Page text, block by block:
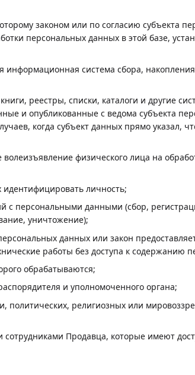
законом или по согласию субъекта
персональных данных в этой базе,
информационная система сбора,
реестры, списки, каталоги и другие
и опубликованные с ведома субъекта
когда субъект данных прямо указал,
физического лица на
личность;
с персональными данными (сбор,
уничтожение);
данных или закон
работы без доступа к содержанию
обрабатываются;
и уполномоченного органа;
религиозных или
Продавца, которые имеют